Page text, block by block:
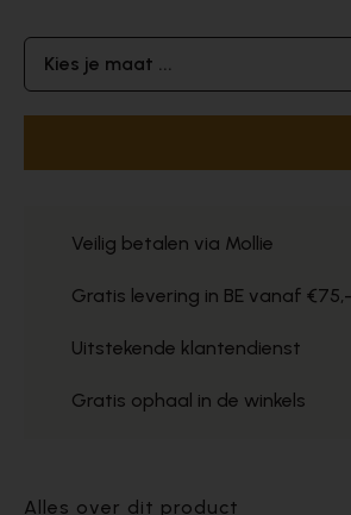
Kies je maat ...
Veilig betalen via Mollie
Gratis levering in BE vanaf
Uitstekende klantendienst
Gratis ophaal in de winkels
Alles over dit product